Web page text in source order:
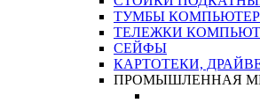
ТУМБЫ
ТЕЛЕЖКИ
СЕЙФЫ
КАРТОТЕКИ,
ПРОМЫШЛЕННАЯ